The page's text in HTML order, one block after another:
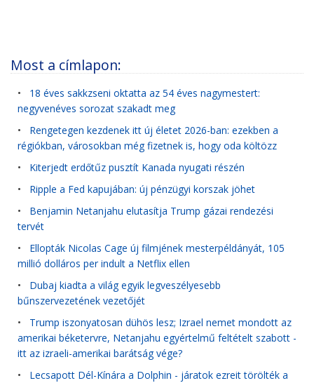
Most a címlapon:
• 18 éves sakkzseni oktatta az 54 éves nagymestert:
negyvenéves sorozat szakadt meg
• Rengetegen kezdenek itt új életet 2026-ban: ezekben a
régiókban, városokban még fizetnek is, hogy oda költözz
• Kiterjedt erdőtűz pusztít Kanada nyugati részén
• Ripple a Fed kapujában: új pénzügyi korszak jöhet
• Benjamin Netanjahu elutasítja Trump gázai rendezési
tervét
• Ellopták Nicolas Cage új filmjének mesterpéldányát, 105
millió dolláros per indult a Netflix ellen
• Dubaj kiadta a világ egyik legveszélyesebb
bűnszervezetének vezetőjét
• Trump iszonyatosan dühös lesz; Izrael nemet mondott az
amerikai béketervre, Netanjahu egyértelmű feltételt szabott -
itt az izraeli-amerikai barátság vége?
• Lecsapott Dél-Kínára a Dolphin - járatok ezreit törölték a